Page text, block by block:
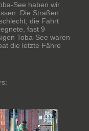
See haben wir
Die Straßen
die Fahrt
fast 9
Toba-See waren
die letzte Fähre